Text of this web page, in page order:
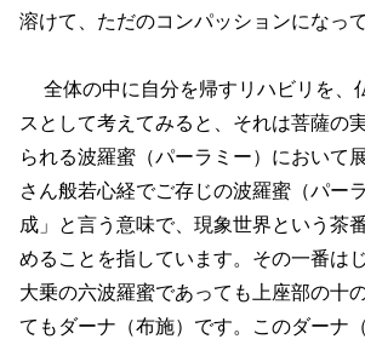
溶けて、ただのコンパッションになっ
全体の中に自分を帰すリハビリを、
スとして考えてみると、それは菩薩の
られる波羅蜜（パーラミー）において
さん般若心経でご存じの波羅蜜（パー
成」と言う意味で、現象世界という茶
めることを指しています。その一番は
大乗の六波羅蜜であっても上座部の十
てもダーナ（布施）です。このダーナ